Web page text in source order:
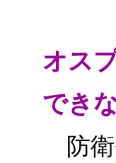
オス
でき
防衛